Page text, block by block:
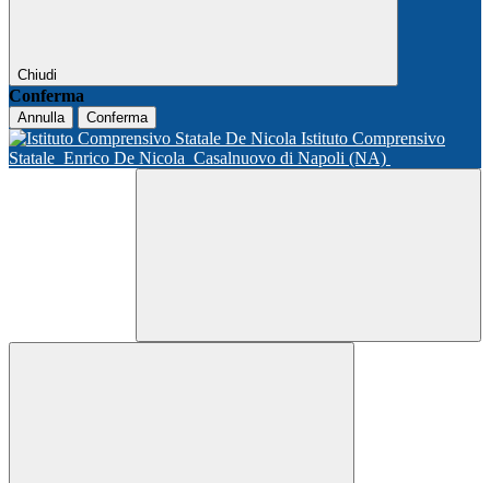
Chiudi
Conferma
Annulla Conferma
Istituto Comprensivo
Statale Enrico De Nicola Casalnuovo di Napoli (NA)